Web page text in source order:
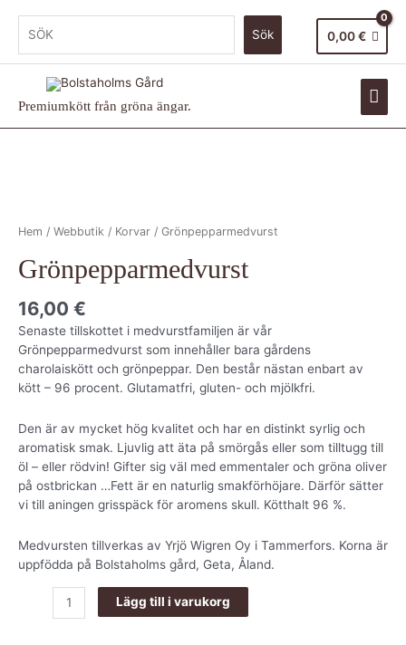
Sök 0,00€
Premiumkött från gröna ängar.
Hem / Webbutik / Korvar / Grönpepparmedvurst
Grönpepparmedvurst
16,00 €
Senaste tillskottet i medvurstfamiljen är vår
Grönpepparmedvurst som innehåller bara gårdens
charolaiskött och grönpeppar. Den består nästan enbart av
kött – 96 procent. Glutamatfri, gluten- och mjölkfri.
Den är av mycket hög kvalitet och har en distinkt syrlig och
aromatisk smak. Ljuvlig att äta på smörgås eller som tilltugg till
öl – eller rödvin! Gifter sig väl med emmentaler och gröna oliver
på ostbrickan …Fett är en naturlig smakförhöjare. Därför sätter
vi till aningen grisspäck för aromens skull. Kötthalt 96 %.
Medvursten tillverkas av Yrjö Wigren Oy i Tammerfors. Korna är
uppfödda på Bolstaholms gård, Geta, Åland.
Lägg till i varukorg